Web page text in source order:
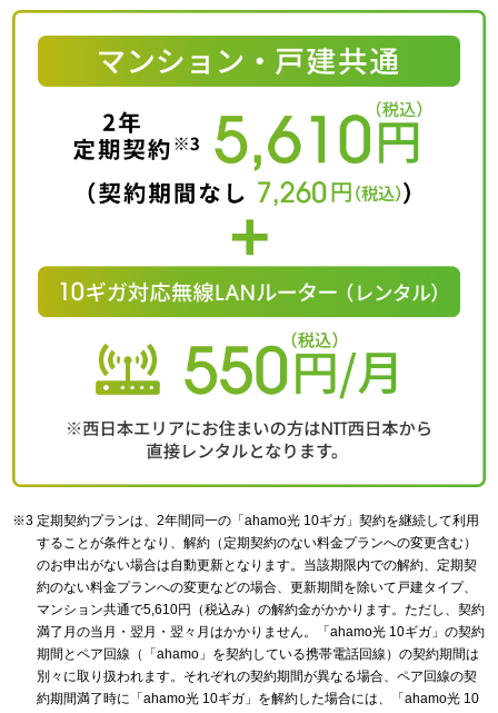
定期契約プランは、2年間同一の「ahamo光 10ギガ」契約を継続して利用
することが条件となり、解約（定期契約のない料金プランへの変更含む）
のお申出がない場合は自動更新となります。当該期限内での解約、定期契
約のない料金プランへの変更などの場合、更新期間を除いて戸建タイプ、
マンション共通で5,610円（税込み）の解約金がかかります。ただし、契約
満了月の当月・翌月・翌々月はかかりません。「ahamo光 10ギガ」の契約
期間とペア回線（「ahamo」を契約している携帯電話回線）の契約期間は
別々に取り扱われます。それぞれの契約期間が異なる場合、ペア回線の契
約期間満了時に「ahamo光 10ギガ」を解約した場合には、「ahamo光 10